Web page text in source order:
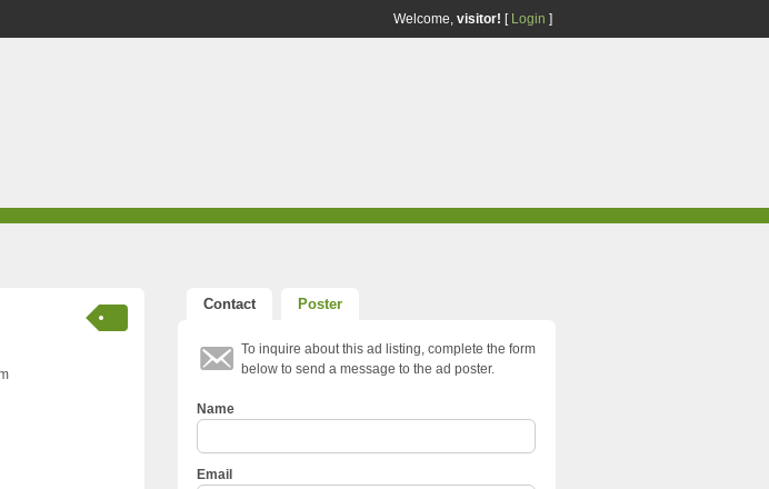
Welcome, visitor! [ Login ]
Contact Poster
To inquire about this ad listing, complete the form
below to send a message to the ad poster.
Name
Email